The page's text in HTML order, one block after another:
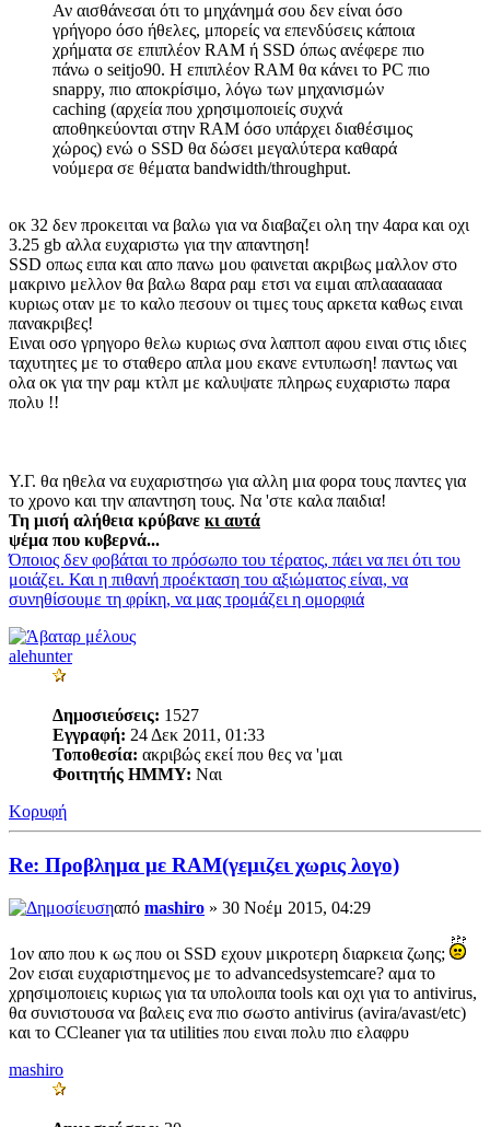
Αν αισθάνεσαι ότι το μηχάνημά σου δεν είναι όσο
γρήγορο όσο ήθελες, μπορείς να επενδύσεις κάποια
χρήματα σε επιπλέον RAM ή SSD όπως ανέφερε πιο
πάνω ο seitjo90. Η επιπλέον RAM θα κάνει το PC πιο
snappy, πιο αποκρίσιμο, λόγω των μηχανισμών
caching (αρχεία που χρησιμοποιείς συχνά
αποθηκεύονται στην RAM όσο υπάρχει διαθέσιμος
χώρος) ενώ ο SSD θα δώσει μεγαλύτερα καθαρά
νούμερα σε θέματα bandwidth/throughput.
οκ 32 δεν προκειται να βαλω για να διαβαζει ολη την 4αρα και οχι
3.25 gb αλλα ευχαριστω για την απαντηση!
SSD οπως ειπα και απο πανω μου φαινεται ακριβως μαλλον στο
μακρινο μελλον θα βαλω 8αρα ραμ ετσι να ειμαι απλααααααα
κυριως οταν με το καλο πεσουν οι τιμες τους αρκετα καθως ειναι
πανακριβες!
Ειναι οσο γρηγορο θελω κυριως σνα λαπτοπ αφου ειναι στις ιδιες
ταχυτητες με το σταθερο απλα μου εκανε εντυπωση! παντως ναι
ολα οκ για την ραμ κτλπ με καλυψατε πληρως ευχαριστω παρα
πολυ !!
Υ.Γ. θα ηθελα να ευχαριστησω για αλλη μια φορα τους παντες για
το χρονο και την απαντηση τους. Να 'στε καλα παιδια!
Τη μισή αλήθεια κρύβανε κι αυτά
ψέμα που κυβερνά...
Όποιος δεν φοβάται το πρόσωπο του τέρατος, πάει να πει ότι του
μοιάζει. Και η πιθανή προέκταση του αξιώματος είναι, να
συνηθίσουμε τη φρίκη, να μας τρομάζει η ομορφιά
alehunter
Δημοσιεύσεις: 1527
Εγγραφή: 24 Δεκ 2011, 01:33
Τοποθεσία: ακριβώς εκεί που θες να 'μαι
Φοιτητής ΗΜΜΥ: Ναι
Κορυφή
Re: Προβλημα με RAM(γεμιζει χωρις λογο)
από mashiro » 30 Νοέμ 2015, 04:29
1ον απο που κ ως που οι SSD εχουν μικροτερη διαρκεια ζωης;
2ον εισαι ευχαριστημενος με το advancedsystemcare? αμα το
χρησιμοποιεις κυριως για τα υπολοιπα tools και οχι για το antivirus,
θα συνιστουσα να βαλεις ενα πιο σωστο antivirus (avira/avast/etc)
και το CCleaner για τα utilities που ειναι πολυ πιο ελαφρυ
mashiro